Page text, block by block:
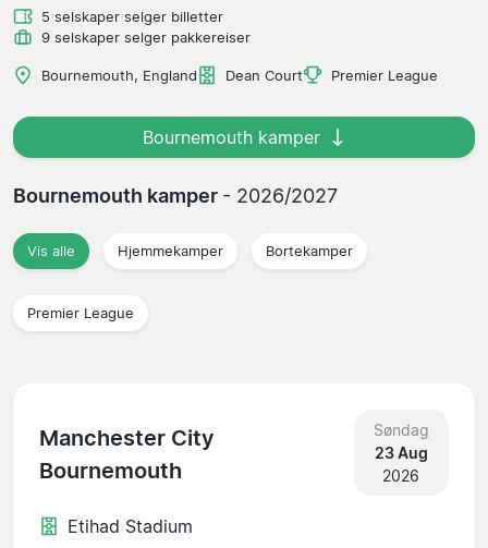
5 selskaper selger billetter
9 selskaper selger pakkereiser
Bournemouth, England Dean Court Premier League
Bournemouth kamper
Bournemouth kamper - 2026/2027
Vis alle Hjemmekamper Bortekamper
Premier League
Manchester City
Bournemouth
Søndag
23 Aug
2026
Etihad Stadium